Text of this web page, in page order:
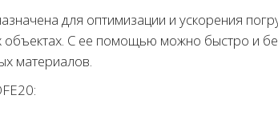
для оптимизации и ускорения
объектах. С ее помощью можно быстро и
материалов.